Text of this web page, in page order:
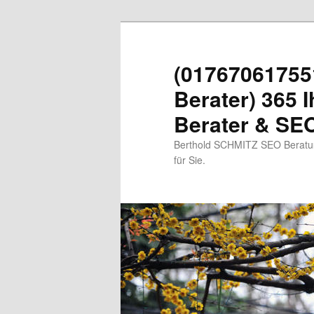
Berater) 365
Berater &
Berthold SCHMITZ SEO
für Sie.